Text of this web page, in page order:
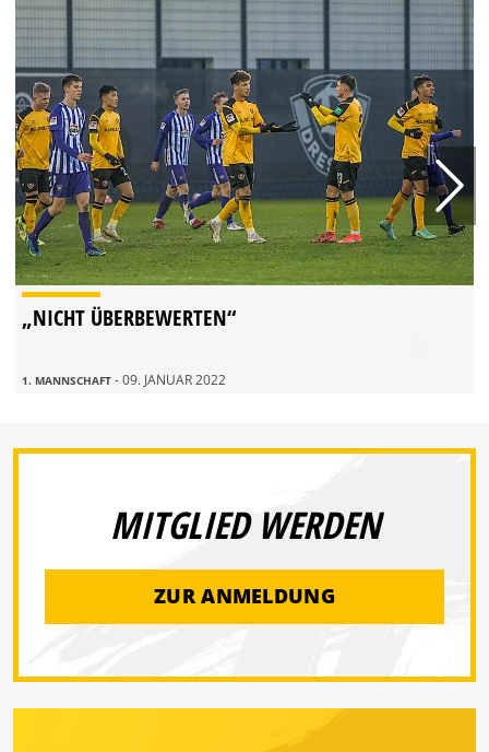
„NICHT ÜBERBEWERTEN“
1. MANNSCHAFT - 09. JANUAR 2022
MITGLIED WERDEN
ZUR ANMELDUNG